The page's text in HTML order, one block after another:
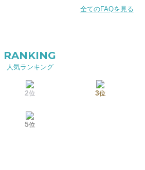
全てのFAQを見る
RANKING
人気ランキング
2位 3位
5位